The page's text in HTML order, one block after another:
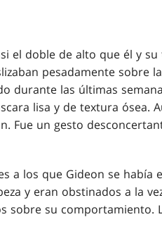
el doble de alto que él y
pesadamente sobre
durante las últimas
lisa y de textura ósea.
Fue un gesto
a los que Gideon se había
y eran obstinados a la
sobre su comportamiento.